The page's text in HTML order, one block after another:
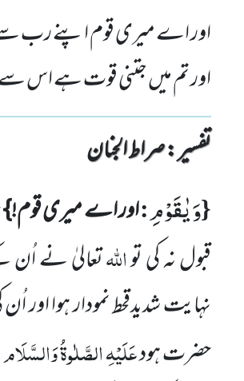
اور اے میری قوم اپنے رب سے
اور تم میں جتنی قوت ہے اس سے
تفسیر : ‎صراط الجنان
{وَ یٰقَوْمِ:اور اے میری قوم!}
قبول نہ کی تواللہتعالیٰ نے
نہایت شدیدقحط نمودار ہوا
حضرت ہودعَلَیْہِ الصَّلٰوۃُ وَالسَّلَام